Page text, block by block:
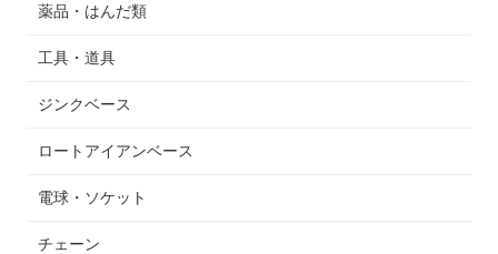
薬品・はんだ類
工具・道具
ジンクベース
ロートアイアンベース
電球・ソケット
チェーン